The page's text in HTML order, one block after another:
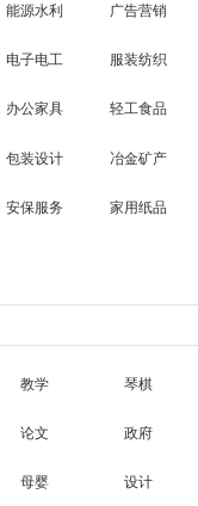
能源水利 广告营销
电子电工 服装纺织
办公家具 轻工食品
包装设计 冶金矿产
安保服务 家用纸品
教学 琴棋
论文 政府
母婴 设计